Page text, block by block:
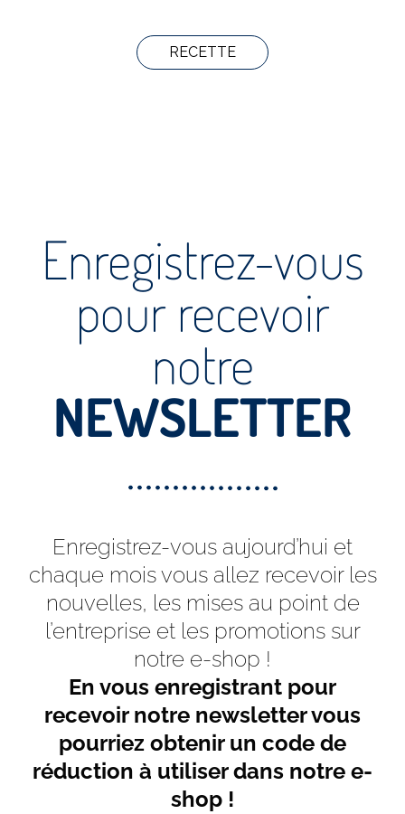
farsi, Tahchin signifie « étaler sur le fond » et
Morgh signifie « poulet ».
RECETTE
Enregistrez-vous
pour recevoir
notre
NEWSLETTER
Enregistrez-vous aujourd’hui et
chaque mois vous allez recevoir les
nouvelles, les mises au point de
l’entreprise et les promotions sur
notre e-shop !
En vous enregistrant pour
recevoir notre newsletter vous
pourriez obtenir un code de
réduction à utiliser dans notre e-
shop !